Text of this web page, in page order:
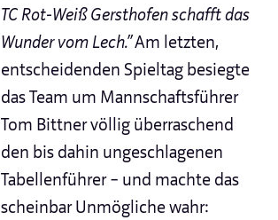
TC Rot-Weiß Gersthofen schafft das
Wunder vom Lech.“Am letzten,
entscheidenden Spieltag besiegte
das Team um Mannschaftsführer
Tom Bittner völlig überraschend
den bis dahin ungeschlagenen
Tabellenführer – und machte das
scheinbar Unmögliche wahr: